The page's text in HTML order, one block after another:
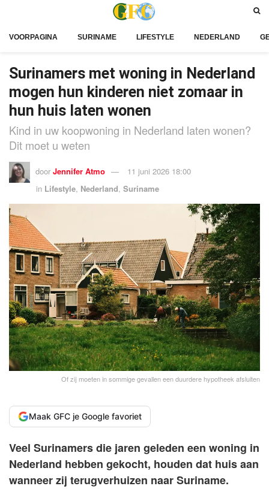
VOORPAGINA SURINAME LIFESTYLE NEDERLAND
Surinamers met woning in Nederland
mogen hun kinderen niet zomaar in
hun huis laten wonen
Kind in uw koopwoning in Nederland laten wonen?
Dit moet u weten
door Jennifer Atmo
11 juni 2026 18:00
in Lifestyle, Nederland, Suriname
Of zij moeten in sommige gevallen een duurdere hypotheek afsluiten
Maak GFC je Google favoriet
Veel Surinamers die jaren geleden een woning in
Nederland hebben gekocht, houden dat huis aan
wanneer zij terugverhuizen naar Suriname.